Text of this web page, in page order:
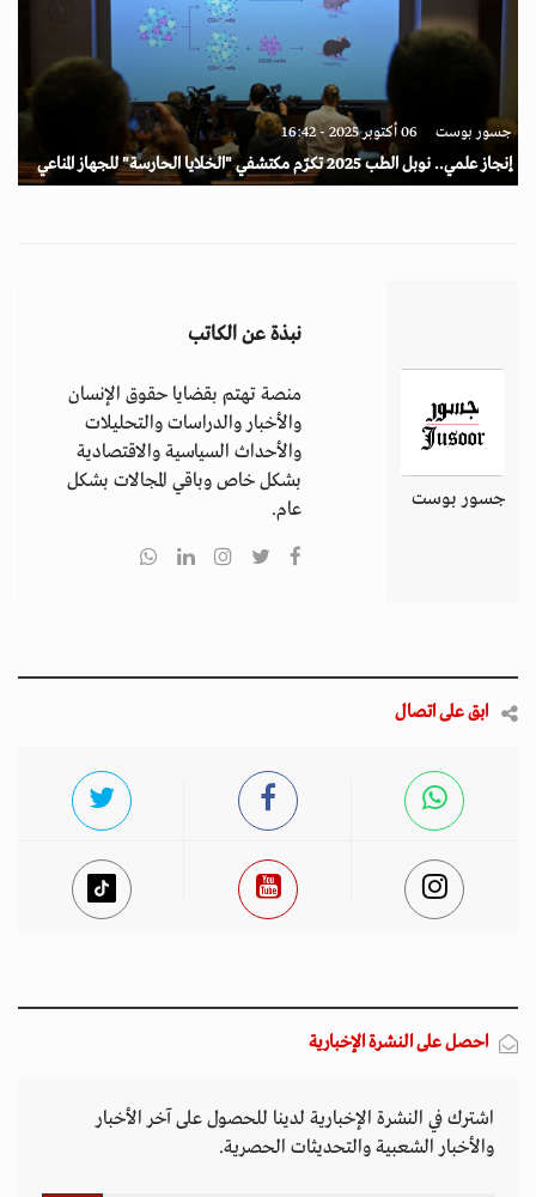
جسور بوست 06 أكتوبر 2025 - 16:42
إنجاز علمي.. نوبل الطب 2025 تكرّم مكتشفي "الخلايا الحارسة" للجهاز المناعي
جسور بوست
نبذة عن الكاتب
منصة تهتم بقضايا حقوق الإنسان
والأخبار والدراسات والتحليلات
والأحداث السياسية والاقتصادية
بشكل خاص وباقي المجالات بشكل
عام.
ابق على اتصال
احصل على النشرة الإخبارية
اشترك في النشرة الإخبارية لدينا للحصول على آخر الأخبار
والأخبار الشعبية والتحديثات الحصرية.